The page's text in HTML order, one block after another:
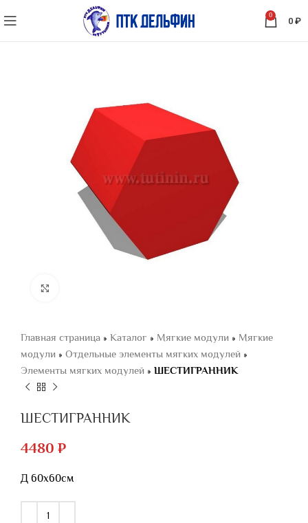
0
0 ₽
Главная страница » Каталог » Мягкие модули » Мягкие
модули » Отдельные элементы мягких модулей »
Элементы мягких модулей » ШЕСТИГРАННИК
ШЕСТИГРАННИК
4480 ₽
Д 60х60см